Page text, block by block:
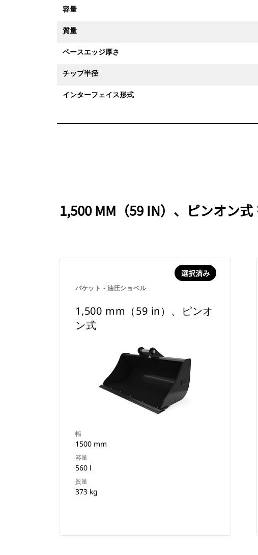
容量
質量
ベースエッジ厚さ
チップ半径
インターフェイス形式
1,500 MM（59 IN）、ピンオン
バケット - 油圧ショベル
選択済み
1,500 mm（59 in）、ピンオ
ン式
幅
1500 mm
容量
560 l
質量
373 kg